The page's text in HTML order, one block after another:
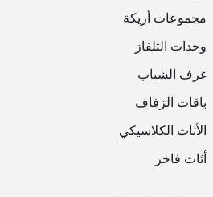
مجموعات أريكة
وحدات التلفاز
غرف الشباب
باقات الزفاف
الأثاث الكلاسيكي
أثاث فاخر